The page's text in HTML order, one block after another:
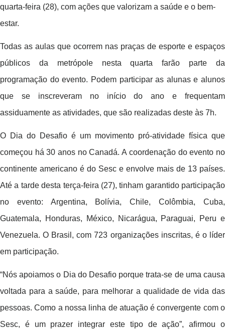
quarta-feira (28), com ações que valorizam a saúde e o bem-
estar.
Todas as aulas que ocorrem nas praças de esporte e espaços
públicos da metrópole nesta quarta farão parte da
programação do evento. Podem participar as alunas e alunos
que se inscreveram no início do ano e frequentam
assiduamente as atividades, que são realizadas deste às 7h.
O Dia do Desafio é um movimento pró-atividade física que
começou há 30 anos no Canadá. A coordenação do evento no
continente americano é do Sesc e envolve mais de 13 países.
Até a tarde desta terça-feira (27), tinham garantido participação
no evento: Argentina, Bolívia, Chile, Colômbia, Cuba,
Guatemala, Honduras, México, Nicarágua, Paraguai, Peru e
Venezuela. O Brasil, com 723 organizações inscritas, é o líder
em participação.
“Nós apoiamos o Dia do Desafio porque trata-se de uma causa
voltada para a saúde, para melhorar a qualidade de vida das
pessoas. Como a nossa linha de atuação é convergente com o
Sesc, é um prazer integrar este tipo de ação”, afirmou o